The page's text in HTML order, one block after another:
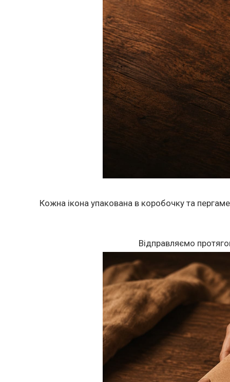
Кожна ікона упакована в коробочку та
Відправляємо